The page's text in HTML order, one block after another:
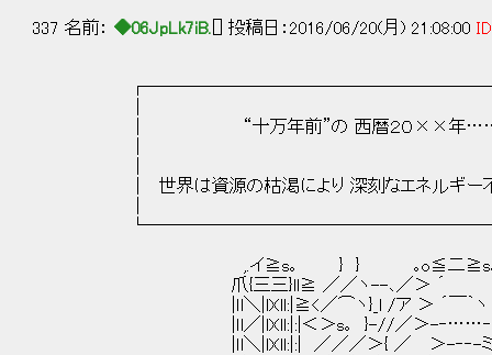
337 名前： ◆06JpLk7iB. [] 投稿日：2016/06/20(月) 21:08:00
│ “十万年前”の 西暦２
│ 世界は資源の枯渇により 深刻なエネルギー
,.イ≧s｡ } } ｡o≦二≧s
爪{三三}ll≧ ／／ヽ--､／＞ ´
|ｌl＼|lXll:|≧<／⌒ヽ}_l /ア ＞ ´￣｀
|ｌl／|lXll:|:|＜＞s｡ }-//／＞-‐……‐--
|ｌl＼|lXll:|:| ／／／＞{ ／ ＞-‐‐-ミ